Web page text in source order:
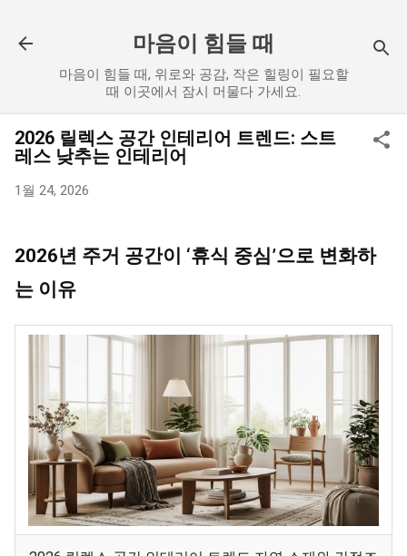
마음이 힘들 때
마음이 힘들 때, 위로와 공감, 작은 힐링이 필요할
때 이곳에서 잠시 머물다 가세요.
2026 릴렉스 공간 인테리어 트렌드: 스트
레스 낮추는 인테리어
1월 24, 2026
2026년 주거 공간이 ‘휴식 중심’으로 변화하
는 이유